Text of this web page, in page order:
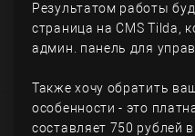
Результатом работы
страница на CMS Tilda,
админ. панель для
Также хочу обратить
особенности - это
составляет 750 рублей